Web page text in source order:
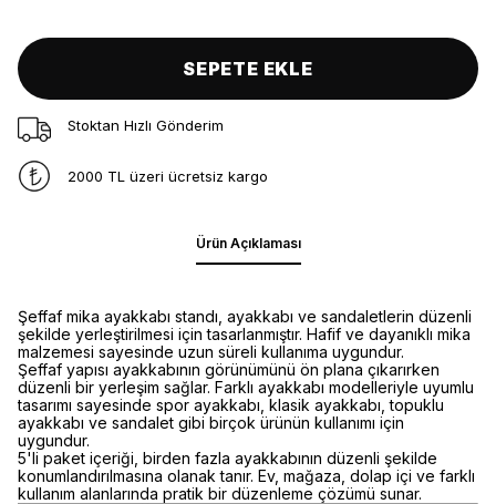
SEPETE EKLE
Stoktan Hızlı Gönderim
2000 TL üzeri ücretsiz kargo
Ürün Açıklaması
Şeffaf mika ayakkabı standı, ayakkabı ve sandaletlerin düzenli
şekilde yerleştirilmesi için tasarlanmıştır. Hafif ve dayanıklı mika
malzemesi sayesinde uzun süreli kullanıma uygundur.
Şeffaf yapısı ayakkabının görünümünü ön plana çıkarırken
düzenli bir yerleşim sağlar. Farklı ayakkabı modelleriyle uyumlu
tasarımı sayesinde spor ayakkabı, klasik ayakkabı, topuklu
ayakkabı ve sandalet gibi birçok ürünün kullanımı için
uygundur.
5'li paket içeriği, birden fazla ayakkabının düzenli şekilde
konumlandırılmasına olanak tanır. Ev, mağaza, dolap içi ve farklı
kullanım alanlarında pratik bir düzenleme çözümü sunar.